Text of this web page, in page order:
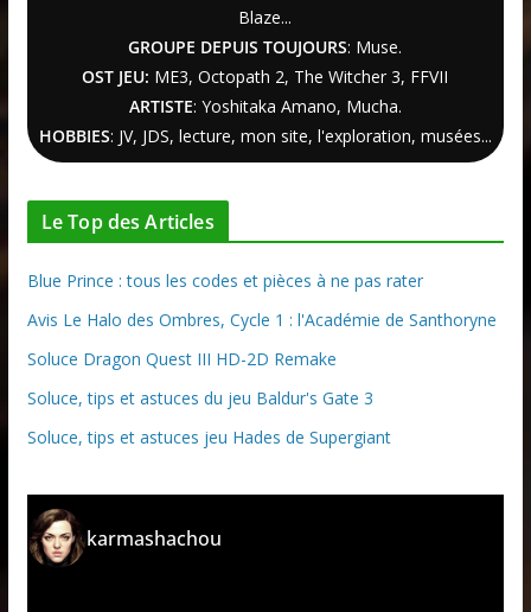
Blaze...
GROUPE DEPUIS TOUJOURS: Muse.
OST JEU: ME3,Octopath 2, The Witcher3, FFVII
ARTISTE: Yoshitaka Amano, Mucha.
HOBBIES: JV, JDS, lecture, mon site, l'exploration, musées...
Le Top des Articles
Blue Prince : tous les codes et pièces à ne pas rater
Avis Le Halo des Ombres, Cycle 1 : l'Académie de Santhoryne
Soluce Dragon Quest III HD-2D Remake
Soluce, tips et astuces du jeu Baldur's Gate 3
Soluce, tips et astuces jeu Hades de Supergiant
karmashachou